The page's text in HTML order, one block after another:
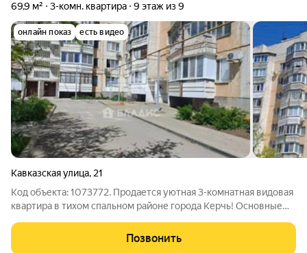
69,9 м² 3-комн. квартира 9 этаж из 9
онлайн показ есть видео
Кавказская улица, 21
Код объекта: 1073772. Продается уютная 3-комнатная видовая
квартира в тихом спальном районе города Керчь! Основные
максимальный комфорт и приватность. - Дизайн:
Двухуровневые потолки
Позвонить